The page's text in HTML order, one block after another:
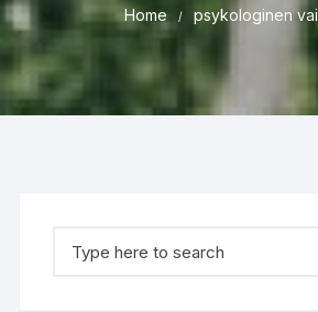
Home psykologinen
for: